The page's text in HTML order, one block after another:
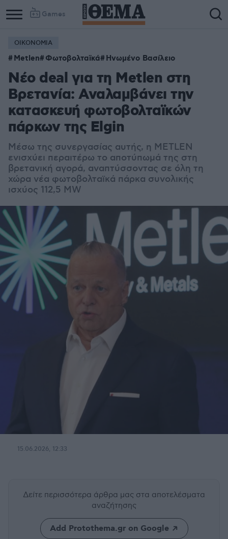
Games
ΟΙΚΟΝΟΜΙΑ
Metlen Φωτοβολταϊκά Ηνωμένο Βασίλειο
Νέο deal για τη Metlen στη
Βρετανία: Αναλαμβάνει την
κατασκευή φωτοβολταϊκών
πάρκων της Elgin
Μέσω της συνεργασίας αυτής, η METLEN
ενισχύει περαιτέρω το αποτύπωμά της στη
βρετανική αγορά, αναπτύσσοντας σε όλη τη
χώρα νέα φωτοβολταϊκά πάρκα συνολικής
ισχύος 112,5 MW
15.06.2026, 12:33
Δείτε περισσότερα άρθρα μας στα αποτελέσματα
αναζήτησης
Add Protothema.gr on Google